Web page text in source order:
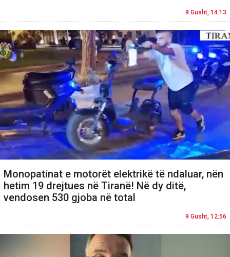
9 Gusht, 14:13
Monopatinat e motorët elektrikë të ndaluar, nën
hetim 19 drejtues në Tiranë! Në dy ditë,
vendosen 530 gjoba në total
9 Gusht, 12:56